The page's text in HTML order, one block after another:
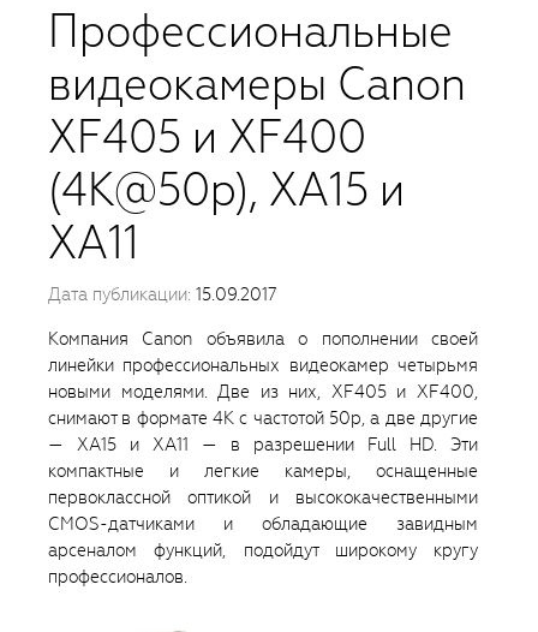
Профессиональные
видеокамеры Canon
XF405 и XF400
(4K@50p), XA15 и
XA11
Дата публикации: 15.09.2017
Компания Canon объявила о пополнении своей
линейки профессиональных видеокамер четырьмя
новыми моделями. Две из них, XF405 и XF400,
снимают в формате 4K с частотой 50p, а две другие
— XA15 и XA11 — в разрешении Full HD. Эти
компактные и легкие камеры, оснащенные
первоклассной оптикой и высококачественными
CMOS-датчиками и обладающие завидным
арсеналом функций, подойдут широкому кругу
профессионалов.